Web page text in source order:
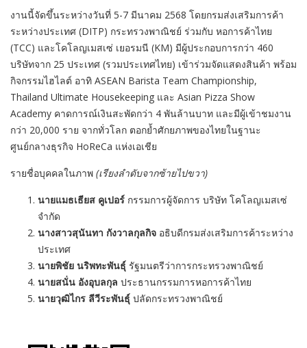
งานนี้จัดขึ้นระหว่างวันที่ 5-7 มีนาคม 2568 โดยกรมส่งเสริมการค้า
ระหว่างประเทศ (DITP) กระทรวงพาณิชย์ ร่วมกับ หอการค้าไทย
(TCC) และโคโลญเมสเซ่ เยอรมนี (KM) มีผู้ประกอบการกว่า 460
บริษัทจาก 25 ประเทศ (รวมประเทศไทย) เข้าร่วมจัดแสดงสินค้า พร้อม
กิจกรรมไฮไลต์ อาทิ ASEAN Barista Team Championship,
Thailand Ultimate Housekeeping และ Asian Pizza Show
Academy คาดการณ์เงินสะพัดกว่า 4 พันล้านบาท และมีผู้เข้าชมงาน
กว่า 20,000 ราย จากทั่วโลก ตอกย้ำศักยภาพของไทยในฐานะ
ศูนย์กลางธุรกิจ HoReCa แห่งเอเชีย
รายชื่อบุคคลในภาพ (เรียงลำดับจากซ้ายไปขวา)
นายแมธเธียส คูเปอร์ กรรมการผู้จัดการ บริษัท โคโลญเมสเซ่
จำกัด
นางสาวสุนันทา กังวาลกุลกิจ อธิบดีกรมส่งเสริมการค้าระหว่าง
ประเทศ
นายพิชัย นริพทะพันธุ์ รัฐมนตรีว่าการกระทรวงพาณิชย์
นายสนั่น อังอุบลกุล ประธานกรรมการหอการค้าไทย
นายวุฒิไกร ลีวีระพันธุ์ ปลัดกระทรวงพาณิชย์